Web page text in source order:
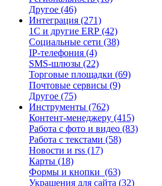
Другое (46)
Интеграция (271)
1С и другие ERP (42)
Социальные сети (38)
IP-телефония (4)
SMS-шлюзы (22)
Торговые площадки (69)
Почтовые сервисы (9)
Другое (75)
Инструменты (762)
Контент-менеджеру (415)
Работа с фото и видео (83)
Работа с текстами (58)
Новости и rss (17)
Карты (18)
Формы и кнопки (63)
Украшения для сайта (32)